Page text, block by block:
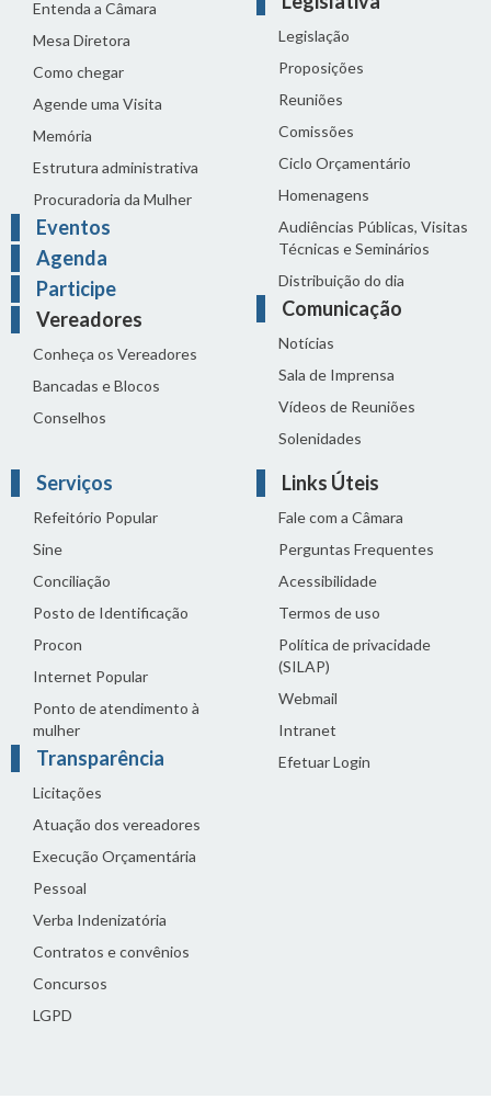
Entenda a Câmara
Mesa Diretora
Como chegar
Agende uma Visita
Memória
Estrutura administrativa
Procuradoria da Mulher
Eventos
Agenda
Participe
Vereadores
Conheça os Vereadores
Bancadas e Blocos
Conselhos
Legislação
Proposições
Reuniões
Comissões
Ciclo Orçamentário
Homenagens
Audiências Públicas, Visitas
Técnicas e Seminários
Distribuição do dia
Comunicação
Notícias
Sala de Imprensa
Vídeos de Reuniões
Solenidades
Serviços
Refeitório Popular
Sine
Conciliação
Posto de Identificação
Procon
Internet Popular
Ponto de atendimento à
mulher
Transparência
Licitações
Atuação dos vereadores
Execução Orçamentária
Pessoal
Verba Indenizatória
Contratos e convênios
Concursos
LGPD
Links Úteis
Fale com a Câmara
Perguntas Frequentes
Acessibilidade
Termos de uso
Política de privacidade
(SILAP)
Webmail
Intranet
Efetuar Login